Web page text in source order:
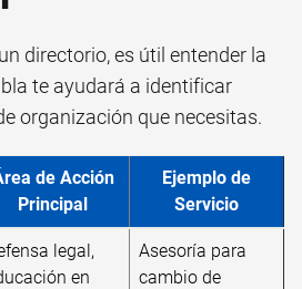
directorio, es útil entender la
te ayudará a identificar
organización que necesitas.
de Acción
Principal
Ejemplo de
Servicio
legal,
en
Asesoría para
cambio de